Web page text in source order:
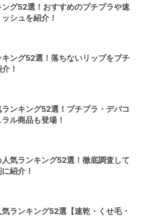
グ52選！おすすめのプチプラや速
シュを紹介！
ング52選！落ちないリップをプチ
！
ンキング52選！プチプラ・デパコ
ル商品も登場！
気ランキング52選！徹底調査して
紹介！
ランキング52選【速乾・くせ毛・